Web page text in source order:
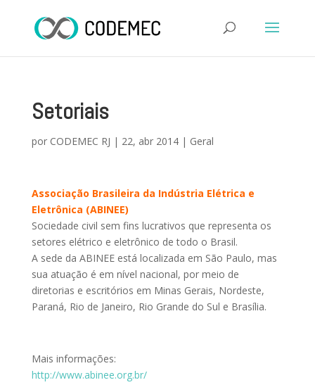
Setoriais
por CODEMEC RJ | 22, abr 2014| Geral
Associação Brasileira da Indústria Elétrica e
Eletrônica (ABINEE)
Sociedade civil sem fins lucrativos que representa os
setores elétrico e eletrônico de todo o Brasil.
A sede da ABINEE está localizada em São Paulo, mas
sua atuação é em nível nacional, por meio de
diretorias e escritórios em Minas Gerais, Nordeste,
Paraná, Rio de Janeiro, Rio Grande do Sul e Brasília.
Mais informações:
http://www.abinee.org.br/